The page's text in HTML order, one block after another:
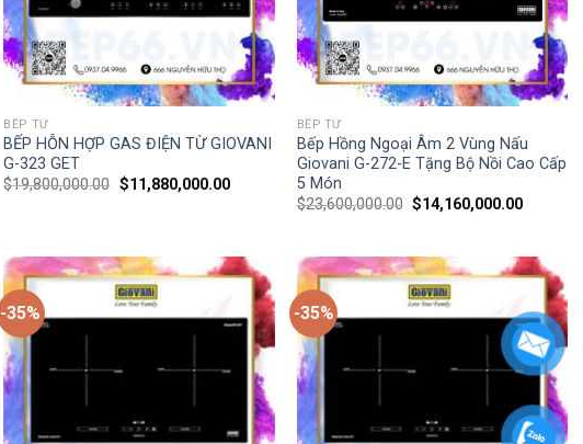
BẾP TỪ
BẾP HỖN HỢP GAS ĐIỆN TỪ GIOVANI
G-323 GET
$19,800,000.00 $11,880,000.00
BẾP TỪ
Bếp Hồng Ngoại Âm 2 Vùng Nấu
Giovani G-272-E Tặng Bộ Nồi Cao Cấp
5 Món
$23,600,000.00 $14,160,000.00
-35% -35%